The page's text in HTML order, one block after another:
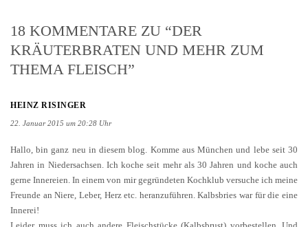
18 KOMMENTARE ZU “DER
KRÄUTERBRATEN UND MEHR ZUM
THEMA FLEISCH”
HEINZ RISINGER
22. Januar 2015 um 20:28 Uhr
Hallo, bin ganz neu in diesem blog. Komme aus München und lebe seit 30
Jahren in Niedersachsen. Ich koche seit mehr als 30 Jahren und koche auch
gerne Innereien. In einem von mir gegründeten Kochklub versuche ich meine
Freunde an Niere, Leber, Herz etc. heranzuführen. Kalbsbries war für die eine
Innerei!